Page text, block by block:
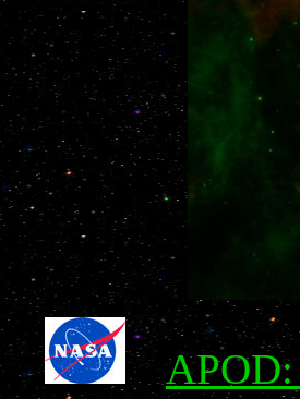
APOD: